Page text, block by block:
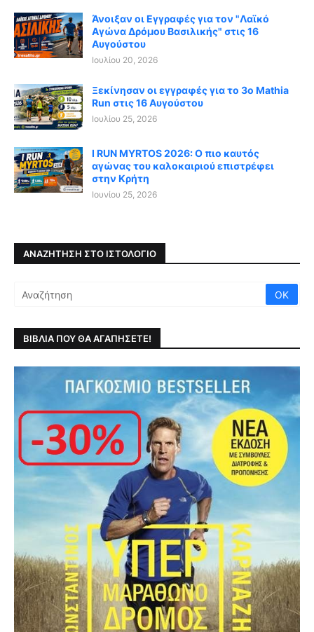
Άνοιξαν οι Εγγραφές για τον "Λαϊκό
Αγώνα Δρόμου Βασιλικής" στις 16
Αυγούστου
Ιουλίου 20, 2026
Ξεκίνησαν οι εγγραφές για το 3ο Mathia
Run στις 16 Αυγούστου
Ιουλίου 25, 2026
I RUN MYRTOS 2026: Ο πιο καυτός
αγώνας του καλοκαιριού επιστρέφει
στην Κρήτη
Ιουνίου 25, 2026
ΑΝΑΖΉΤΗΣΗ ΣΤΟ ΙΣΤΟΛΌΓΙΟ
ΒΙΒΛΙΑ ΠΟΥ ΘΑ ΑΓΑΠΗΣΕΤΕ!